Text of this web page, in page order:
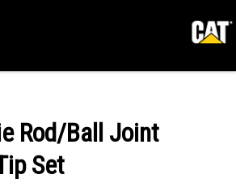
Rod/Ball Joint
Set